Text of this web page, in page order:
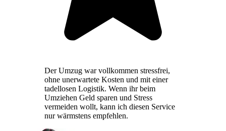
Der Umzug war vollkommen stressfrei,
ohne unerwartete Kosten und mit einer
tadellosen Logistik. Wenn ihr beim
Umziehen Geld sparen und Stress
vermeiden wollt, kann ich diesen Service
nur wärmstens empfehlen.